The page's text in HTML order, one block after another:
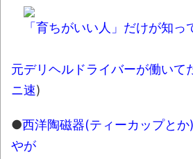
「育ちがいい人」だけが知っ
元デリヘルドライバーが働いて
ニ速)
●西洋陶磁器(ティーカップと
やが